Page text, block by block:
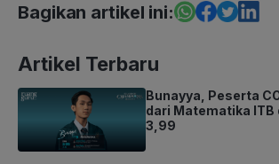
Bagikan artikel ini:
Artikel Terbaru
Bunayya, Peserta
dari Matematika ITB
3,99